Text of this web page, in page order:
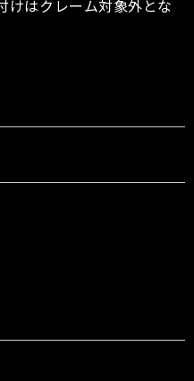
けはクレーム対象外とな